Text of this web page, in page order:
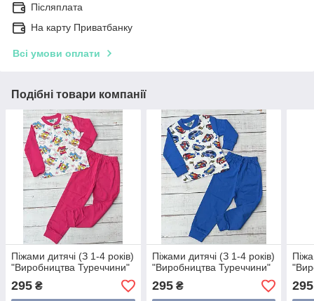
Післяплата
На карту Приватбанку
Всі умови оплати
Подібні товари компанії
Піжами дитячі (З 1-4 років)
"Виробництва Туреччини"
295 ₴
Піжами дитячі (З 1-4 років)
"Виробництва Туреччини"
295₴ 295